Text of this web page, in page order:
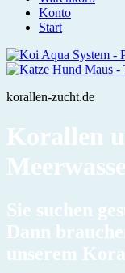
Konto
Start
korallen-zucht.de
Korallen
Sie suchen
Dann
unserem